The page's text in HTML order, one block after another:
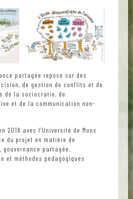
partagée repose sur des
de gestion de conflits et de
de la sociocratie, de
et de la communication non-
2018 avec l’Université de Mons
du projet en matière de
partagée,
et méthodes pédagogiques